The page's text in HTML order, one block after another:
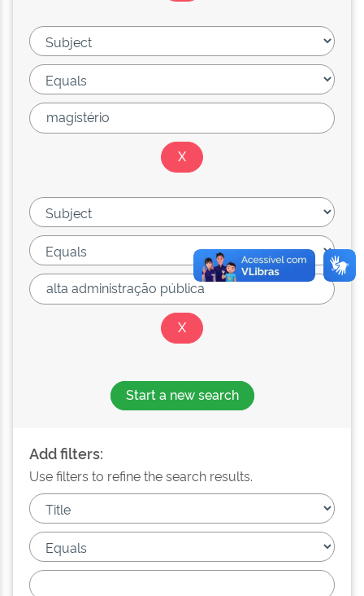
Start a new search
Add filters:
Use filters to refine the search results.